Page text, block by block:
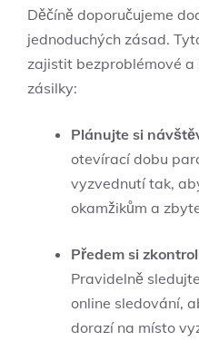
Děčíně doporučujeme
jednoduchých zásad.
zajistit bezproblémové
zásilky:
Plánujte si
otevírací dobu
vyzvednutí tak,
okamžikům a
Předem si
Pravidelně
online sledování,
dorazí na místo